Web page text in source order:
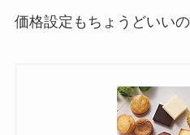
価格設定もちょうどいい